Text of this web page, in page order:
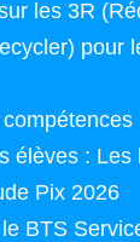
les 3R
pour
élèves : Les
Pix 2026
BTS